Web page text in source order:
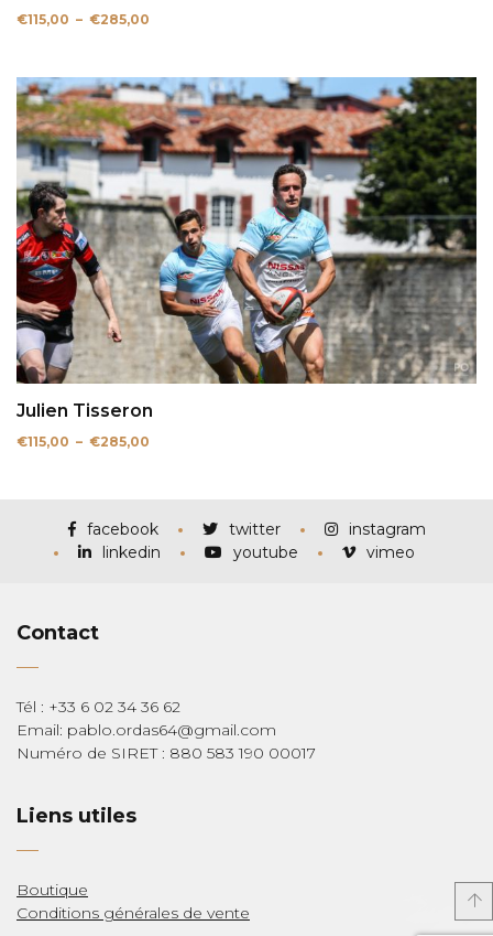
€115,00 – €285,00
à
€285,00
Julien Tisseron
€115,00 – €285,00
€285,00
facebook twitter
instagram
linkedin
youtube vimeo
Contact
Tél : +33 6 02 34 36 62
Email: pablo.ordas64@gmail.com
Numéro de SIRET : 880 583 190 00017
Liens utiles
Boutique
Conditions générales de vente